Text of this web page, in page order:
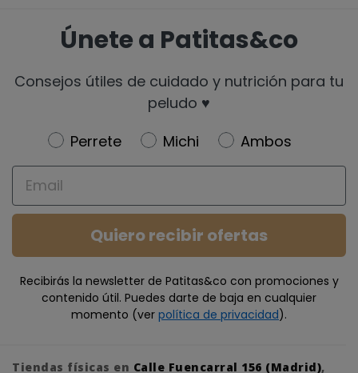
Únete a Patitas&co
Consejos útiles de cuidado y nutrición para tu
peludo ♥️
Newsletter
Perrete Michi
Ambos
Email
Quiero recibir ofertas
Recibirás la newsletter de Patitas&co con promociones y
contenido útil. Puedes darte de baja en cualquier
momento (ver política de privacidad).
Tiendas físicas en Calle Fuencarral 156 (Madrid),